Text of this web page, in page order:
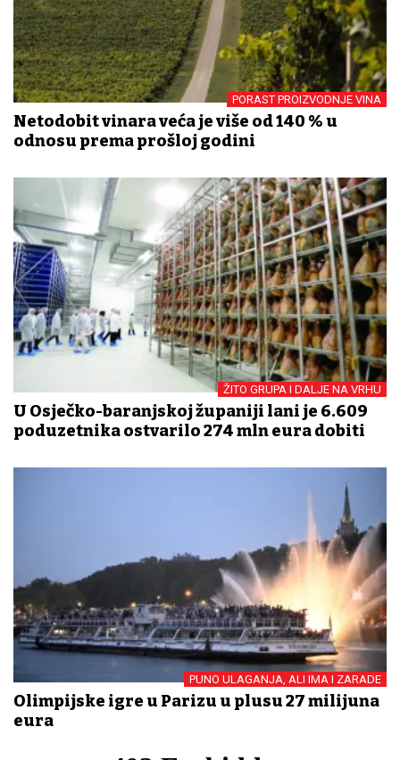
PORAST PROIZVODNJE VINA
Netodobit vinara veća je više od 140 % u
odnosu prema prošloj godini
ŽITO GRUPA I DALJE NA VRHU
U Osječko-baranjskoj županiji lani je 6.609
poduzetnika ostvarilo 274 mln eura dobiti
PUNO ULAGANJA, ALI IMA I ZARADE
Olimpijske igre u Parizu u plusu 27 milijuna
eura